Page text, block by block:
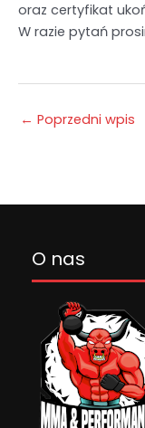
oraz certyfikat
W razie pytań
← Poprzedni wpis
O nas